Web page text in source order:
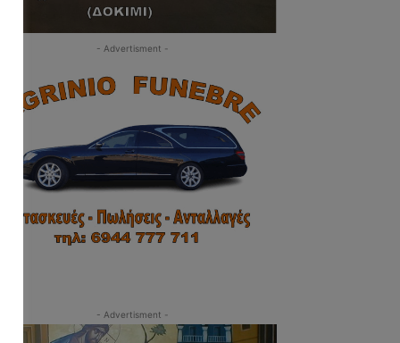
- Advertisment -
- Advertisment -